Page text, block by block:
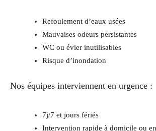
Refoulement d’eaux usées
Mauvaises odeurs persistantes
WC ou évier inutilisables
Risque d’inondation
Nos équipes interviennent en urgence :
7j/7 et jours fériés
Intervention rapide à domicile ou